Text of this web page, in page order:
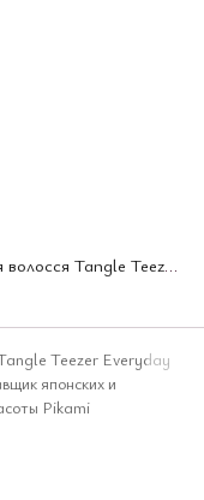
Дитячий спрей для легкого розчісування волосся Tangle Teezer Detangling Spray for Kids (046521)